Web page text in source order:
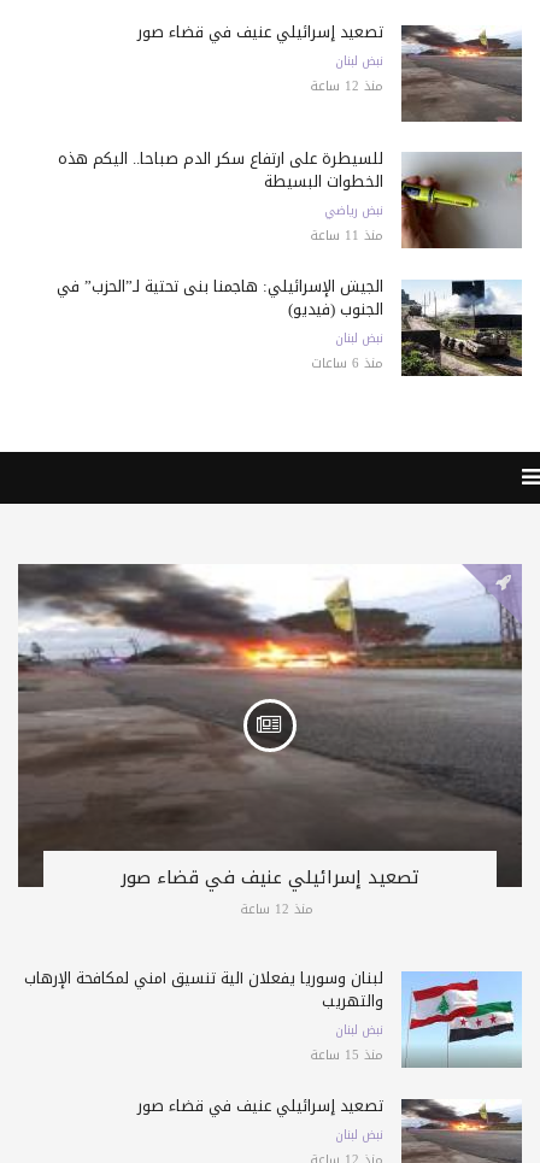
تصعيد إسرائيلي عنيف في قضاء صور
نبض لبنان
منذ 12 ساعة
للسيطرة على ارتفاع سكر الدم صباحا.. اليكم هذه
الخطوات البسيطة
نبض رياضي
منذ 11 ساعة
الجيش الإسرائيلي: هاجمنا بنى تحتية لـ”الحزب” في
الجنوب (فيديو)
نبض لبنان
منذ 6 ساعات
تصعيد إسرائيلي عنيف في قضاء صور
منذ 12 ساعة
لبنان وسوريا يفعلان آلية تنسيق أمني لمكافحة الإرهاب
والتهريب
نبض لبنان
منذ 15 ساعة
تصعيد إسرائيلي عنيف في قضاء صور
نبض لبنان